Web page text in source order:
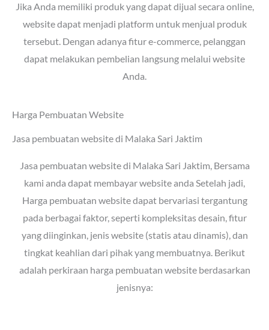
Jika Anda memiliki produk yang dapat dijual secara online,
website dapat menjadi platform untuk menjual produk
tersebut. Dengan adanya fitur e-commerce, pelanggan
dapat melakukan pembelian langsung melalui website
Anda.
Harga Pembuatan Website
Jasa pembuatan website di Malaka Sari Jaktim
Jasa pembuatan website di Malaka Sari Jaktim, Bersama
kami anda dapat membayar website anda Setelah jadi,
Harga pembuatan website dapat bervariasi tergantung
pada berbagai faktor, seperti kompleksitas desain, fitur
yang diinginkan, jenis website (statis atau dinamis), dan
tingkat keahlian dari pihak yang membuatnya. Berikut
adalah perkiraan harga pembuatan website berdasarkan
jenisnya: